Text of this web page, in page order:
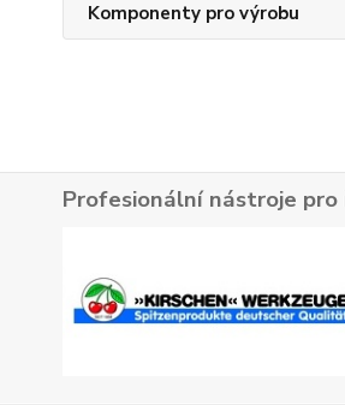
Komponenty pro výrobu
Profesionální nástroje